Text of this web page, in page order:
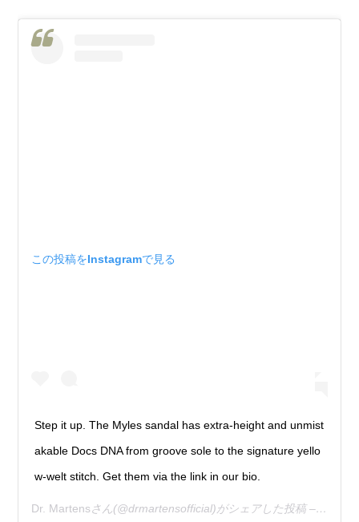
この投稿をInstagramで見る
Step it up. The Myles sandal has extra-height and unmist
akable Docs DNA from groove sole to the signature yello
w-welt stitch. Get them via the link in our bio.
Dr. Martensさん(@drmartensofficial)がシェアした投稿 – 2019